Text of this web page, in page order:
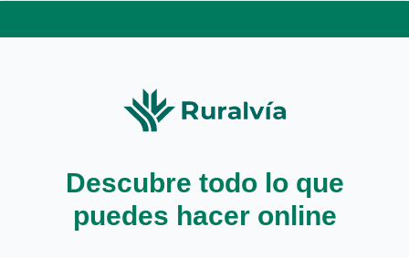
Descubre todo lo que
puedes hacer online